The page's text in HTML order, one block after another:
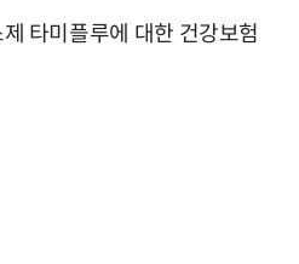
타미플루에 대한 건강보험